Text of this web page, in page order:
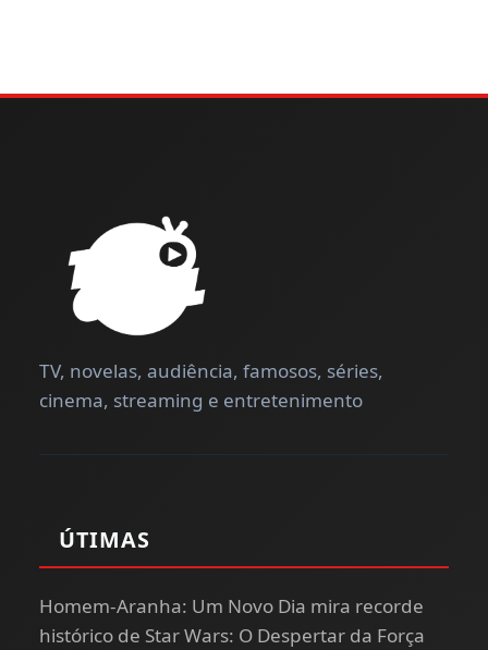
TV, novelas, audiência, famosos, séries,
cinema, streaming e entretenimento
ÚTIMAS
Homem-Aranha: Um Novo Dia mira recorde
histórico de Star Wars: O Despertar da Força